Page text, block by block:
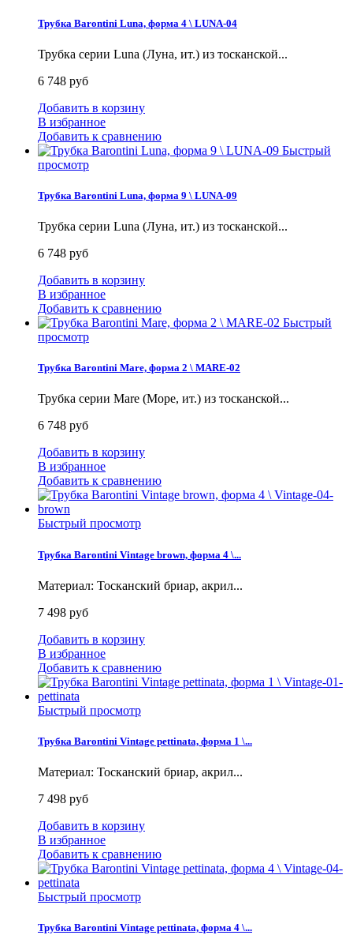
Трубка Barontini Luna, форма 4 \ LUNA-04
Трубка серии Luna (Луна, ит.) из тосканской...
6 748 руб
Добавить в корзину
В избранное
Добавить к сравнению
Быстрый
просмотр
Трубка Barontini Luna, форма 9 \ LUNA-09
Трубка серии Luna (Луна, ит.) из тосканской...
6 748 руб
Добавить в корзину
В избранное
Добавить к сравнению
Быстрый
просмотр
Трубка Barontini Mare, форма 2 \ MARE-02
Трубка серии Mare (Море, ит.) из тосканской...
6 748 руб
Добавить в корзину
В избранное
Добавить к сравнению
Быстрый просмотр
Трубка Barontini Vintage brown, форма 4 \...
Материал: Тосканский бриар, акрил...
7 498 руб
Добавить в корзину
В избранное
Добавить к сравнению
Быстрый просмотр
Трубка Barontini Vintage pettinata, форма 1 \...
Материал: Тосканский бриар, акрил...
7 498 руб
Добавить в корзину
В избранное
Добавить к сравнению
Быстрый просмотр
Трубка Barontini Vintage pettinata, форма 4 \...